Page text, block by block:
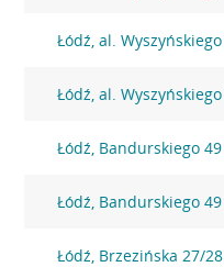
Łódź, al.
Łódź, al.
Łódź, Bandurskiego 49
Łódź, Bandurskiego 49
Łódź, Brzezińska 27/28